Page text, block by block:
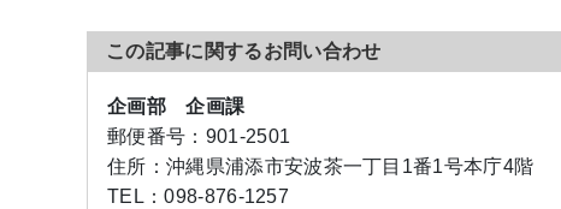
この記事に関するお問い合わせ
企画部 企画課
郵便番号： 901-2501
住所： 沖縄県浦添市安波茶一丁目1番1号本庁4階
TEL：098-876-1257